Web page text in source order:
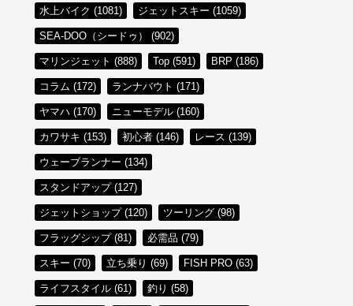
水上バイク (1081) ジェットスキー (1059)
SEA-DOO（シードゥ） (902)
マリンジェット (888) Top (591) BRP (186)
コラム (172) ランナバウト (171)
ヤマハ (170) ニューモデル (160)
カワサキ (153) 初心者 (146) レース (139)
ウェーブランナー (134)
スタンドアップ (127)
ジェットショップ (120) ツーリング (98)
フラッグシップ (81) 必需品 (79)
スキー (70) 立ち乗り (69) FISH PRO (63)
ライフスタイル (61) 釣り (58)